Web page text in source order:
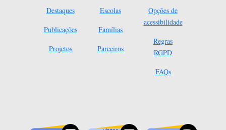
Destaques
Publicações
Projetos
Escolas
Famílias
Parceiros
Opções de
acessibilidade
Regras
RGPD
FAQs